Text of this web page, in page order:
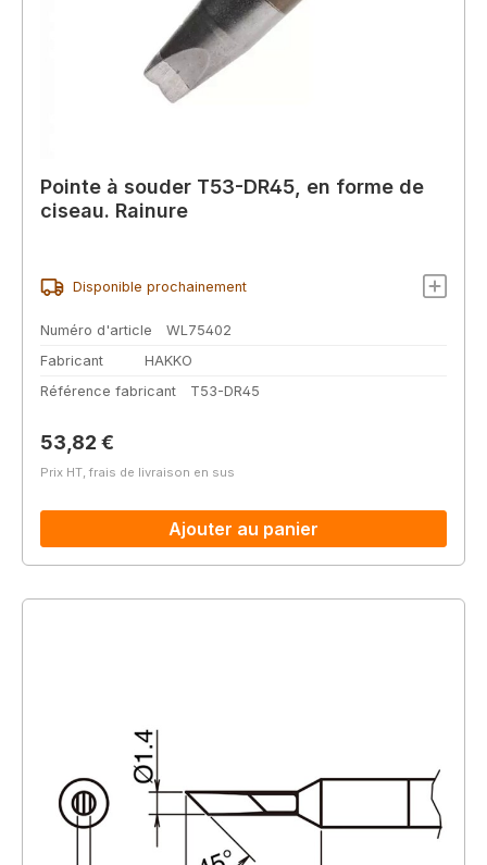
Pointe à souder T53-DR45, en forme de
ciseau. Rainure
Disponible prochainement
Numéro d'article
WL75402
Fabricant
HAKKO
Référence fabricant
T53-DR45
Prix régulier :
53,82 €
Prix HT, frais de livraison en sus
Ajouter au panier